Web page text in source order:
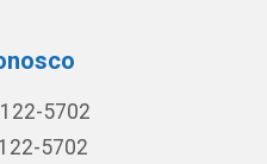
5702
5702